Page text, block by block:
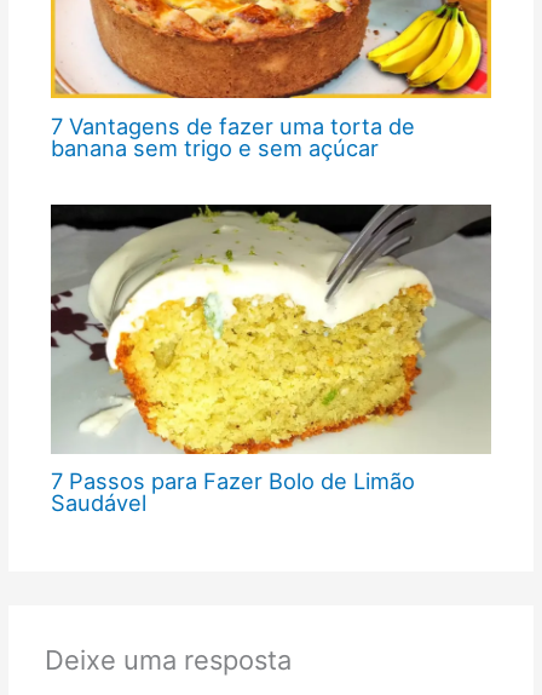
7 Vantagens de fazer uma torta de
banana sem trigo e sem açúcar
7 Passos para Fazer Bolo de Limão
Saudável
Deixe uma resposta